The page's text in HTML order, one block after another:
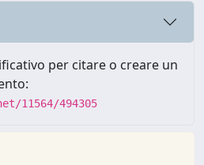
per citare o creare un
11564/494305